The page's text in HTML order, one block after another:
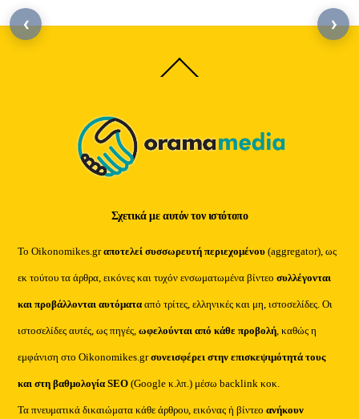
Back
To
Σχετικά με αυτόν τον ιστότοπο
Το Oikonomikes.grαποτελεί συσσωρευτή περιεχομένου (aggregator), ως
εκ τούτου τα άρθρα, εικόνες και τυχόν ενσωματωμένα βίντεοσυλλέγονται
και προβάλλονται αυτόματααπό τρίτες, ελληνικές και μη, ιστοσελίδες. Οι
ιστοσελίδες αυτές, ως πηγές,ωφελούνται από κάθε προβολή, καθώς η
εμφάνιση στο Oikonomikes.grσυνεισφέρει στην επισκεψιμότητά τους
και στη βαθμολογία SEO (Google κ.λπ.) μέσω backlink κοκ.
Τα πνευματικά δικαιώματα κάθε άρθρου, εικόνας ή βίντεοανήκουν
‹ ›